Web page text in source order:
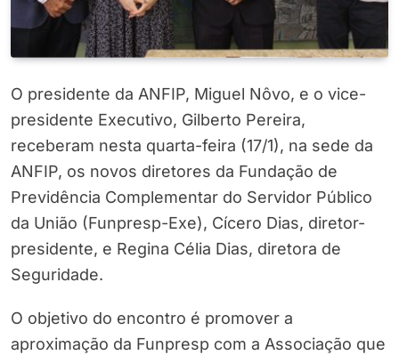
O presidente da ANFIP, Miguel Nôvo, e o vice-
presidente Executivo, Gilberto Pereira,
receberam nesta quarta-feira (17/1), na sede da
ANFIP, os novos diretores da Fundação de
Previdência Complementar do Servidor Público
da União (Funpresp-Exe), Cícero Dias, diretor-
presidente, e Regina Célia Dias, diretora de
Seguridade.
O objetivo do encontro é promover a
aproximação da Funpresp com a Associação que